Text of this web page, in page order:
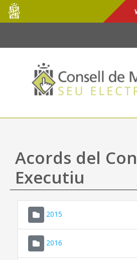
Salta al contingut principal
Consell
de
Mallorca
Acords del
Executiu
2015
2016